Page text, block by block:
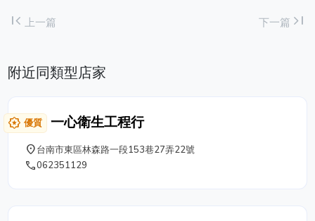
first_page 上一篇 下一篇 last_page
附近同類型店家
award_star 優質 一心衛生工程行
place台南市東區林森路一段153巷27弄22號
phone062351129